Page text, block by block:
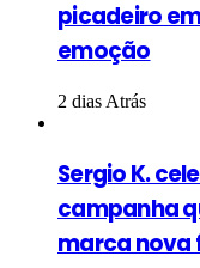
picadeiro
emoção
2 dias Atrás
Sergio K.
campanha
marca nova